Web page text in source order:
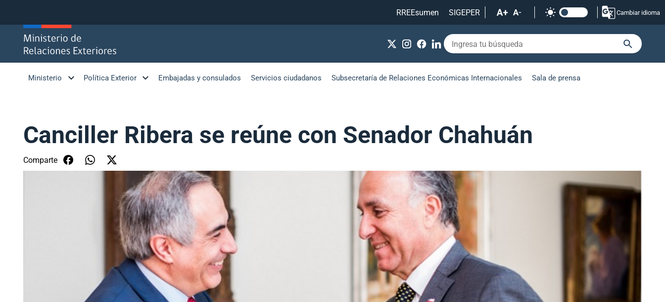
RREEsumen
SIGEPER Cambiar idioma
Ministerio Política Exterior Embajadas y consulados Servicios ciudadanos Subsecretaría de Relaciones Económicas Internacionales Sala de prensa
Canciller Ribera se reúne con Senador Chahuán
Comparte